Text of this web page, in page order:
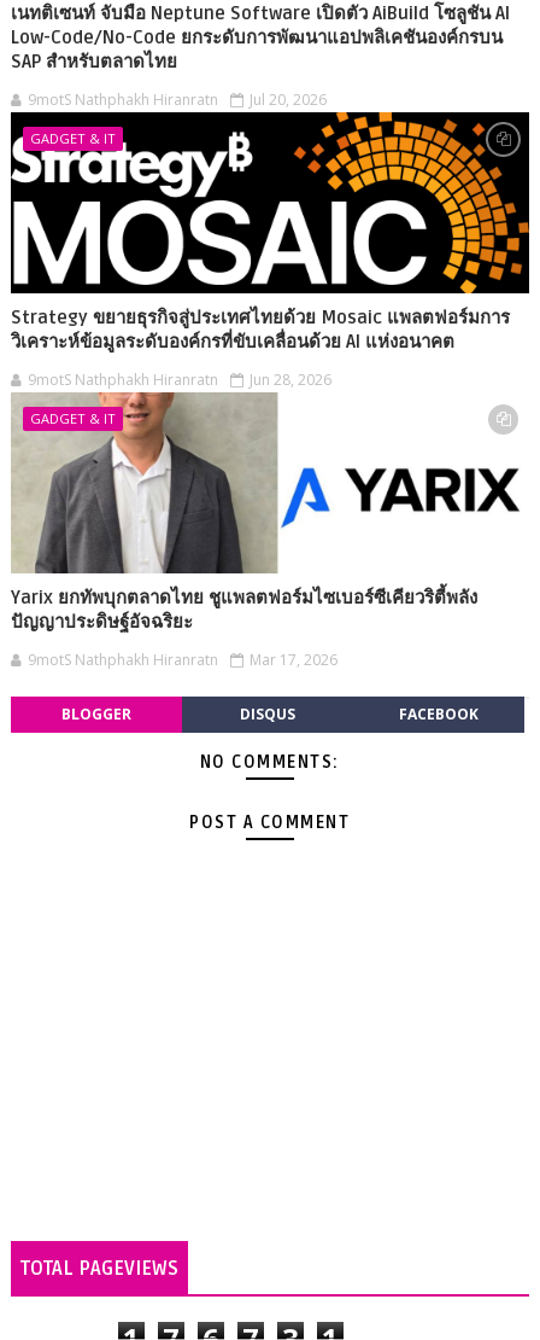
เนทติเซนท์ จับมือ Neptune Software เปิดตัว AiBuild โซลูชัน AI
Low-Code/No-Code ยกระดับการพัฒนาแอปพลิเคชันองค์กรบน
SAP สำหรับตลาดไทย
9motS Nathphakh Hiranratn Jul 20, 2026
GADGET & IT
Strategy ขยายธุรกิจสู่ประเทศไทยด้วย Mosaic แพลตฟอร์มการ
วิเคราะห์ข้อมูลระดับองค์กรที่ขับเคลื่อนด้วย AI แห่งอนาคต
9motS Nathphakh Hiranratn Jun 28, 2026
GADGET & IT
Yarix ยกทัพบุกตลาดไทย ชูแพลตฟอร์มไซเบอร์ซีเคียวริตี้พลัง
ปัญญาประดิษฐ์อัจฉริยะ
9motS Nathphakh Hiranratn Mar 17, 2026
BLOGGER DISQUS FACEBOOK
NO COMMENTS:
POST A COMMENT
TOTAL PAGEVIEWS